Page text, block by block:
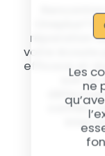
Les
ne
Oneplus?
réparation
votre écoute
efficace et
soit
confiez-